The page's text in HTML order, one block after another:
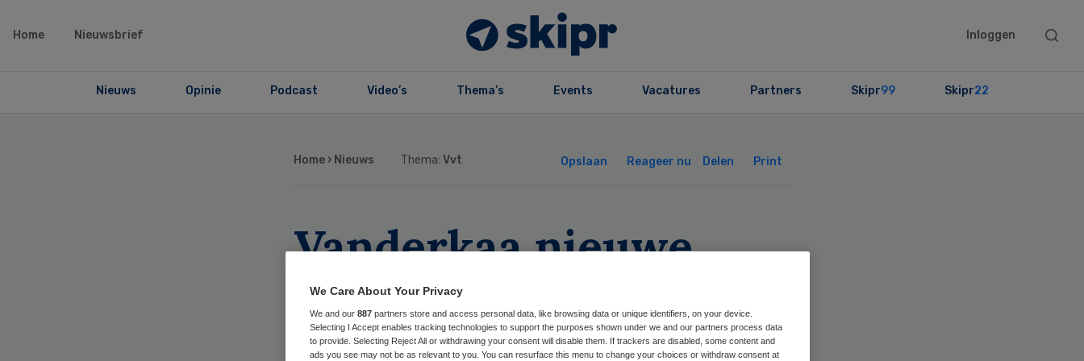
Home Nieuwsbrief Inloggen
Search
Nieuws Opinie Podcast Video’s Thema’s Events Vacatures Partners Skipr99 Skipr22
Home › Nieuws Thema:Vvt Opslaan Reageer nu Delen Print
Vanderkaa nieuwe
directeur V&VN
We Care About Your Privacy
We and our 887 partners store and access personal data, like browsing data or unique identifiers, on your device.
Selecting I Accept enables tracking technologies to support the purposes shown under we and our partners process data
to provide. Selecting Reject All or withdrawing your consent will disable them. If trackers are disabled, some content and
ads you see may not be as relevant to you. You can resurface this menu to change your choices or withdraw consent at